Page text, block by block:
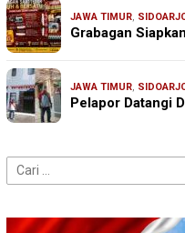
JAWA TIMUR,
Grabagan
JAWA TIMUR,
Pelapor Datangi
Cari
untuk: